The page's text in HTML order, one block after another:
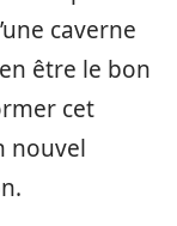
caverne
être le bon
cet
nouvel